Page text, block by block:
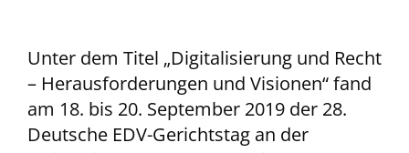
Unter dem Titel „Digitalisierung und Recht
– Herausforderungen und Visionen“ fand
am 18. bis 20. September 2019 der 28.
Deutsche EDV-Gerichtstag an der